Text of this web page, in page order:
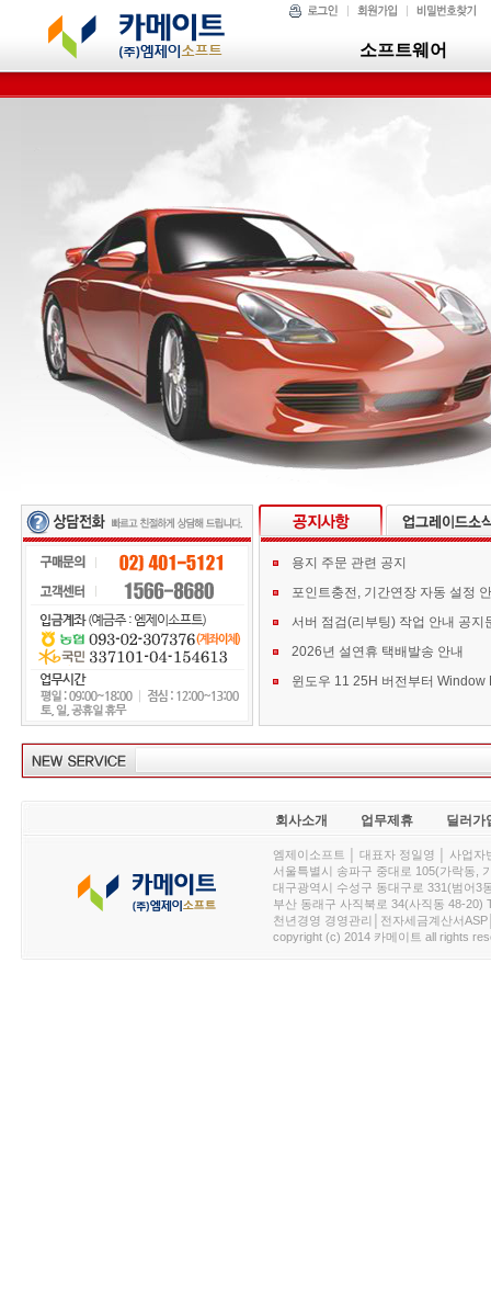
소프트웨어
용지 주문 관련 공지
포인트충전, 기간연장 자동 설정
서버 점검(리부팅) 작업 안내 공지
2026년 설연휴 택배발송 안내
회사소개 업무제휴 딜러가
엠제이소프트 │ 대표자 정일영 │ 사업
서울특별시 송파구 중대로 105(가락동,
대구광역시 수성구 동대구로 331(범어3
부산 동래구 사직북로 34(사직동 48-20)
천년경영 경영관리│전자세금계산서
copyright (c) 2014 카메이트 all rights